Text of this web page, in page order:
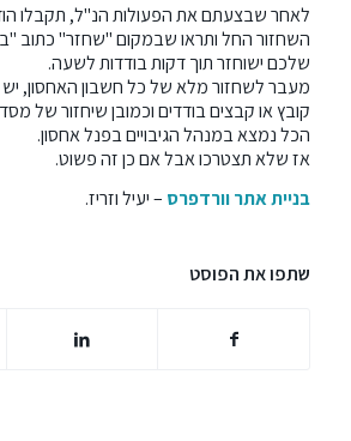
לאחר שבצעתם את הפעולות הנ"ל, תקבלו
השחזור החל ותראו שבמקום "שחזר" כתוב
שלכם ישוחזר תוך דקות בודדות לשעה.
מעבר לשחזור מלא של כל חשבון האחסון,
קובץ או קבצים בודדים וכמובן שיחזור של
הכל נמצא במנהל הגיבויים בפנל אחסון.
אז שלא תצטרכו אבל אם כן זה פשוט.
בניית אתר וורדפרס – יעיל וזריז.
שתפו את הפוסט